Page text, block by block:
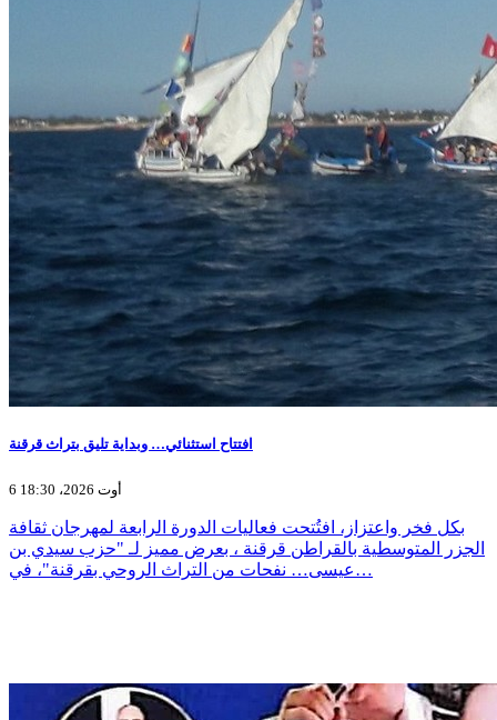
افتتاح استثنائي… وبداية تليق بتراث قرقنة
6 أوت 2026، 18:30
بكل فخر واعتزاز، افتُتحت فعاليات الدورة الرابعة لمهرجان ثقافة
الجزر المتوسطية بالقراطن قرقنة ، بعرض مميز لـ "حزب سيدي بن
عيسى… نفحات من التراث الروحي بقرقنة"، في…